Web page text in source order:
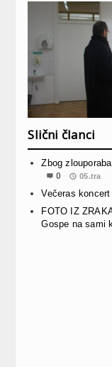
Slični članci
Zbog
0 05.tra
Večeras
FOTO IZ
Gospe na sami